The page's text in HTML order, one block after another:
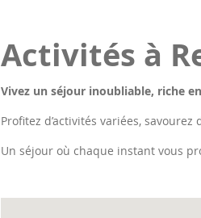
Activités à
Vivez un séjour inoubliable, riche
Profitez d’activités variées,
Un séjour où chaque instant vous